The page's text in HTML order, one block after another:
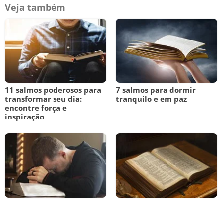
Veja também
11 salmos poderosos para
transformar seu dia:
encontre força e
inspiração
7 salmos para dormir
tranquilo e em paz